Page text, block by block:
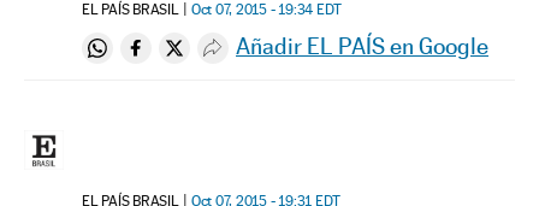
EL PAÍS BRASIL Oct 07, 2015 - 19:34 EDT
Compartir en Whatsapp
Compartir en Facebook
Compartir en Twitter
Desplegar Redes Sociales
Añadir EL PAÍS en Google
EL PAÍS BRASIL Oct 07, 2015 - 19:31 EDT